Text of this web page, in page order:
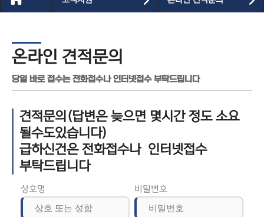
온라인 견적문의
당일 바로 접수는 전화접수나 인터넷접수 부탁드립니다
견적문의(답변은 늦으면 몇시간 정도 소요
될수도있습니다)
급하신건은 전화접수나 인터넷접수
부탁드립니다
상호명 비밀번호